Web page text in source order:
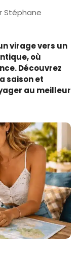
Stéphane
virage vers un
où
Découvrez
saison et
au meilleur